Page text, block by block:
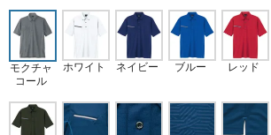
モクチャ
コール
ホワイト ネイビー ブルー レッド